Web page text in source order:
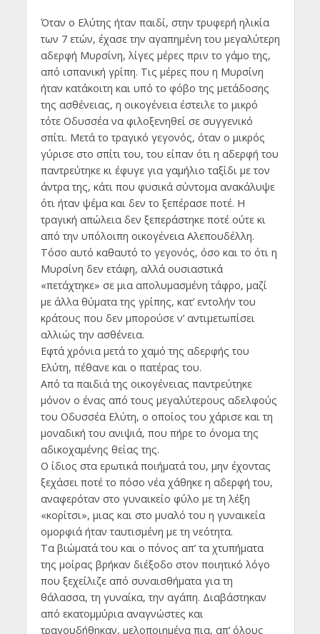
Όταν ο Ελύτης ήταν παιδί, στην τρυφερή ηλικία
των 7 ετών, έχασε την αγαπημένη του μεγαλύτερη
αδερφή Μυρσίνη, λίγες μέρες πριν το γάμο της,
από ισπανική γρίπη. Τις μέρες που η Μυρσίνη
ήταν κατάκοιτη και υπό το φόβο της μετάδοσης
της ασθένειας, η οικογένεια έστειλε το μικρό
τότε Οδυσσέα να φιλοξενηθεί σε συγγενικό
σπίτι. Μετά το τραγικό γεγονός, όταν ο μικρός
γύρισε στο σπίτι του, του είπαν ότι η αδερφή του
παντρεύτηκε κι έφυγε για γαμήλιο ταξίδι με τον
άντρα της, κάτι που φυσικά σύντομα ανακάλυψε
ότι ήταν ψέμα και δεν το ξεπέρασε ποτέ. Η
τραγική απώλεια δεν ξεπεράστηκε ποτέ ούτε κι
από την υπόλοιπη οικογένεια Αλεπουδέλλη.
Τόσο αυτό καθαυτό το γεγονός, όσο και το ότι η
Μυρσίνη δεν ετάφη, αλλά ουσιαστικά
«πετάχτηκε» σε μια απολυμασμένη τάφρο, μαζί
με άλλα θύματα της γρίπης, κατ’ εντολήν του
κράτους που δεν μπορούσε ν’ αντιμετωπίσει
αλλιώς την ασθένεια.
Εφτά χρόνια μετά το χαμό της αδερφής του
Ελύτη, πέθανε και ο πατέρας του.
Από τα παιδιά της οικογένειας παντρεύτηκε
μόνον ο ένας από τους μεγαλύτερους αδελφούς
του Οδυσσέα Ελύτη, ο οποίος του χάρισε και τη
μοναδική του ανιψιά, που πήρε το όνομα της
αδικοχαμένης θείας της.
Ο ίδιος στα ερωτικά ποιήματά του, μην έχοντας
ξεχάσει ποτέ το πόσο νέα χάθηκε η αδερφή του,
αναφερόταν στο γυναικείο φύλο με τη λέξη
«κορίτσι», μιας και στο μυαλό του η γυναικεία
ομορφιά ήταν ταυτισμένη με τη νεότητα.
Τα βιώματά του και ο πόνος απ’ τα χτυπήματα
της μοίρας βρήκαν διέξοδο στον ποιητικό λόγο
που ξεχείλιζε από συναισθήματα για τη
θάλασσα, τη γυναίκα, την αγάπη. Διαβάστηκαν
από εκατομμύρια αναγνώστες και
τραγουδήθηκαν, μελοποιημένα πια, απ’ όλους